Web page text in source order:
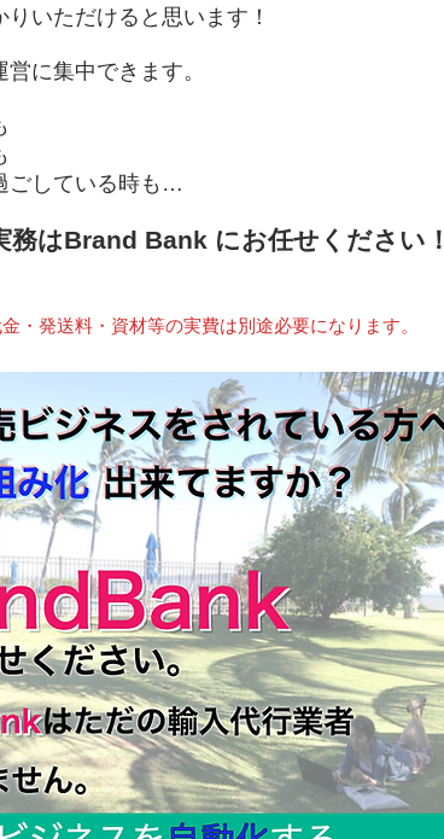
いただけると思います！
に集中できます。
ごしている時も…
務はBrand Bank にお任せください
・発送料・資材等の実費は別途必要になります。